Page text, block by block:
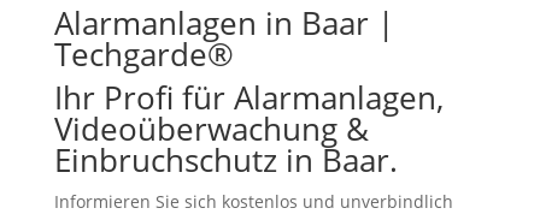
Alarmanlagen in Baar |
Techgarde®
Ihr Profi für Alarmanlagen,
Videoüberwachung &
Einbruchschutz in Baar.
Informieren Sie sich kostenlos und unverbindlich